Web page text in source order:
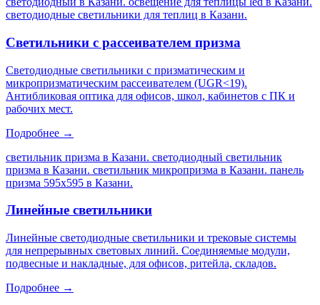
светодиодные светильники для теплиц в Казани.
Светильники с рассеивателем призма
Светодиодные светильники с призматическим и
микропризматическим рассеивателем (UGR<19).
Антибликовая оптика для офисов, школ, кабинетов с ПК и
рабочих мест.
Подробнее →
светильник призма в Казани. светодиодный светильник
призма в Казани. светильник микропризма в Казани. панель
призма 595х595 в Казани.
Линейные светильники
Линейные светодиодные светильники и трековые системы
для непрерывных световых линий. Соединяемые модули,
подвесные и накладные, для офисов, ритейла, складов.
Подробнее →